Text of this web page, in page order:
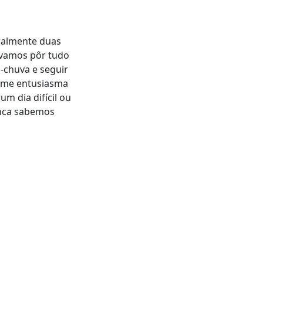
duas
pôr tudo
chuva e seguir
entusiasma
dia difícil ou
sabemos